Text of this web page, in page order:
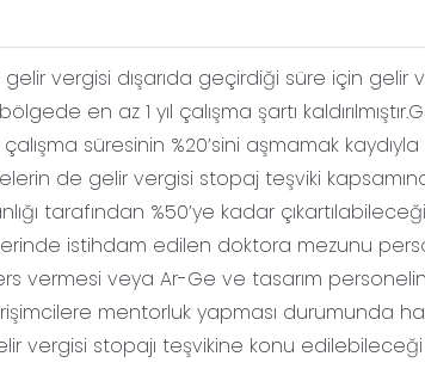
vergisi dışarıda geçirdiği süre için gelir
en az 1 yıl çalışma şartı
süresinin %20’sini aşmamak kaydıyla
de gelir vergisi stopaj teşviki
tarafından %50’ye kadar çıkartılabileceği
istihdam edilen doktora mezunu
vermesi veya Ar-Ge ve tasarım
mentorluk yapması durumunda
vergisi stopajı teşvikine konu edilebileceği